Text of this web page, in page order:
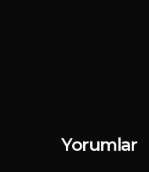
Yorumlar